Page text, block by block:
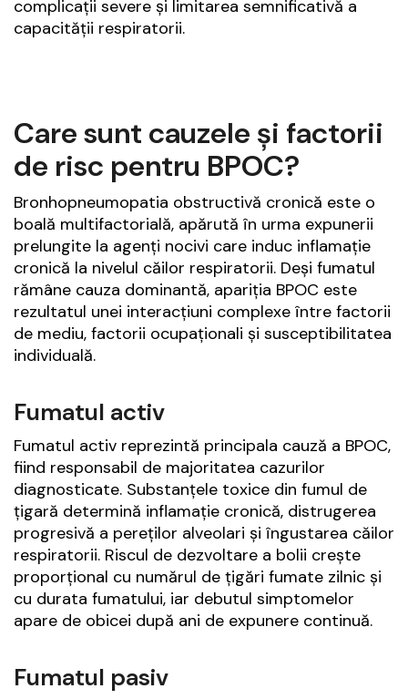
complicații severe și limitarea semnificativă a
capacității respiratorii.
Care sunt cauzele și factorii
de risc pentru BPOC?
Bronhopneumopatia obstructivă cronică este o
boală multifactorială, apărută în urma expunerii
prelungite la agenți nocivi care induc inflamație
cronică la nivelul căilor respiratorii. Deși fumatul
rămâne cauza dominantă, apariția BPOC este
rezultatul unei interacțiuni complexe între factorii
de mediu, factorii ocupaționali și susceptibilitatea
individuală.
Fumatul activ
Fumatul activ reprezintă principala cauză a BPOC,
fiind responsabil de majoritatea cazurilor
diagnosticate. Substanțele toxice din fumul de
țigară determină inflamație cronică, distrugerea
progresivă a pereților alveolari și îngustarea căilor
respiratorii. Riscul de dezvoltare a bolii crește
proporțional cu numărul de țigări fumate zilnic și
cu durata fumatului, iar debutul simptomelor
apare de obicei după ani de expunere continuă.
Fumatul pasiv